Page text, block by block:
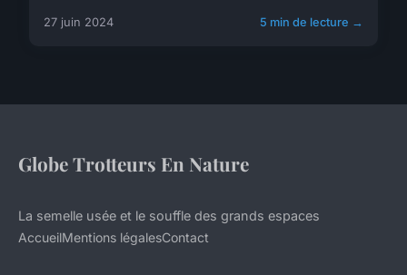
27 juin 2024 5 min de lecture →
Globe Trotteurs En Nature
La semelle usée et le souffle des grands espaces
AccueilMentions légalesContact